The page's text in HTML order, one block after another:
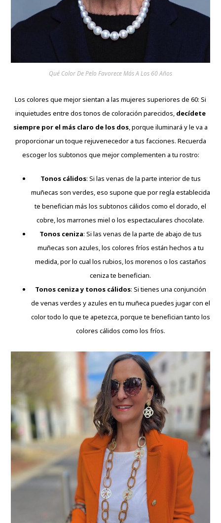
Qué Color De Pelo Favorece Más A Los 60 Años
Los colores que mejor sientan a las mujeres superiores de 60: Si
inquietudes entre dos tonos de coloración parecidos, decídete
siempre por el más claro de los dos, porque iluminará y le va a
proporcionar un toque rejuvenecedor a tus facciones. Recuerda
escoger los subtonos que mejor complementen a tu rostro:
Tonos cálidos: Si las venas de la parte interior de tus
muñecas son verdes, eso supone que por regla establecida
te benefician más los subtonos cálidos como el dorado, el
cobre, los marrones miel o los espectaculares chocolate.
Tonos ceniza: Si las venas de la parte de abajo de tus
muñecas son azules, los colores fríos están hechos a tu
medida, por lo cual los rubios, los morenos o los castaños
ceniza te benefician.
Tonos ceniza y tonos cálidos: Si tienes una conjunción
de venas verdes y azules en tu muñeca puedes jugar con el
color todo lo que te apetezca, porque te benefician tanto los
colores cálidos como los fríos.